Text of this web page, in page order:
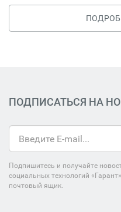
ПОДПИСАТЬСЯ НА
Подпишитесь и получайте
социальных технологий
почтовый ящик.